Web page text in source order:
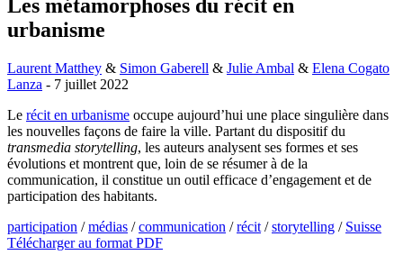
Les métamorphoses du récit en
urbanisme
Laurent Matthey & Simon Gaberell & Julie Ambal & Elena Cogato
Lanza - 7 juillet 2022
Le récit en urbanisme occupe aujourd’hui une place singulière dans
les nouvelles façons de faire la ville. Partant du dispositif du
transmedia storytelling, les auteurs analysent ses formes et ses
évolutions et montrent que, loin de se résumer à de la
communication, il constitue un outil efficace d’engagement et de
participation des habitants.
participation /médias /communication /récit /storytelling / Suisse
Télécharger au format PDF